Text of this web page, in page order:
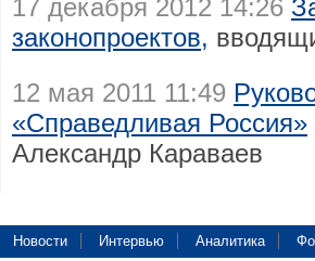
17 декабря 2012 14:26
законопроектов,
12 мая 2011 11:49
«Справедливая Россия»
Александр Караваев
Новости Интервью Аналитика